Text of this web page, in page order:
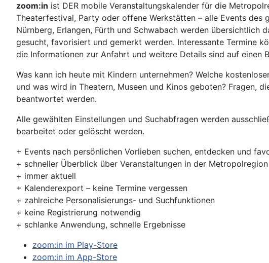
zoom:in ist DER mobile Veranstaltungskalender für die
Theaterfestival, Party oder offene Werkstätten – alle Events des
Nürnberg, Erlangen, Fürth und Schwabach werden übersichtlich
gesucht, favorisiert und gemerkt werden. Interessante Termine
die Informationen zur Anfahrt und weitere Details sind auf einen
Was kann ich heute mit Kindern unternehmen? Welche
und was wird in Theatern, Museen und Kinos geboten? Fragen,
beantwortet werden.
Alle gewählten Einstellungen und Suchabfragen werden
bearbeitet oder gelöscht werden.
+ Events nach persönlichen Vorlieben suchen, entdecken und
+ schneller Überblick über Veranstaltungen in der Metropolregion
+ immer aktuell
+ Kalenderexport – keine Termine vergessen
+ zahlreiche Personalisierungs- und Suchfunktionen
+ keine Registrierung notwendig
+ schlanke Anwendung, schnelle Ergebnisse
zoom:in im Play-Store
zoom:in im App-Store